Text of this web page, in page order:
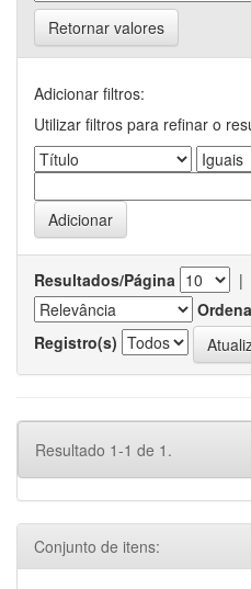
Retornar valores
Adicionar filtros:
Utilizar filtros para refinar o
Resultados/Página |
Registro(s)
Resultado 1-1 de 1.
Conjunto de itens: